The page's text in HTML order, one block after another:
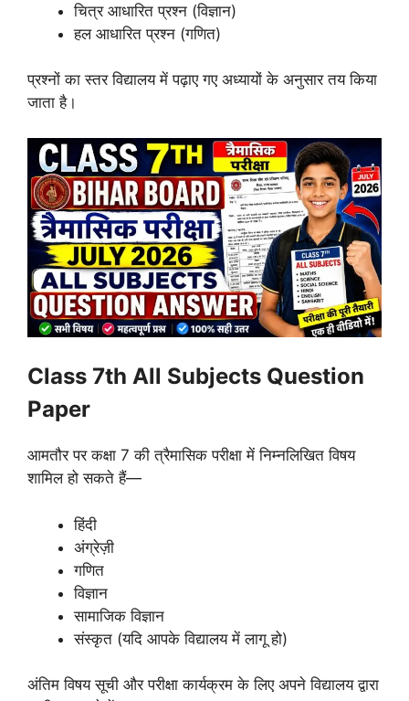
चित्र आधारित प्रश्न (विज्ञान)
हल आधारित प्रश्न (गणित)
प्रश्नों का स्तर विद्यालय में पढ़ाए गए अध्यायों के अनुसार तय किया
जाता है।
Class 7th All Subjects Question
Paper
आमतौर पर कक्षा 7 की त्रैमासिक परीक्षा में निम्नलिखित विषय
शामिल हो सकते हैं—
हिंदी
अंग्रेज़ी
गणित
विज्ञान
सामाजिक विज्ञान
संस्कृत (यदि आपके विद्यालय में लागू हो)
अंतिम विषय सूची और परीक्षा कार्यक्रम के लिए अपने विद्यालय द्वारा